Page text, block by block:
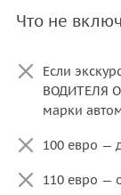
Что не
Если
ВОДИТЕЛЯ
марки
100 евро —
110 евро —